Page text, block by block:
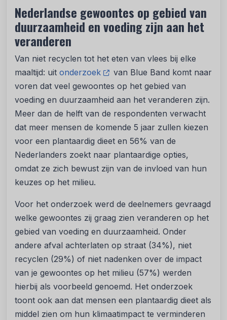
Nederlandse gewoontes op gebied van
duurzaamheid en voeding zijn aan het
veranderen
Van niet recyclen tot het eten van vlees bij elke
maaltijd: uit onderzoek
van Blue Band komt naar
voren dat veel gewoontes op het gebied van
voeding en duurzaamheid aan het veranderen zijn.
Meer dan de helft van de respondenten verwacht
dat meer mensen de komende 5 jaar zullen kiezen
voor een plantaardig dieet en 56% van de
Nederlanders zoekt naar plantaardige opties,
omdat ze zich bewust zijn van de invloed van hun
keuzes op het milieu.
Voor het onderzoek werd de deelnemers gevraagd
welke gewoontes zij graag zien veranderen op het
gebied van voeding en duurzaamheid. Onder
andere afval achterlaten op straat (34%), niet
recyclen (29%) of niet nadenken over de impact
van je gewoontes op het milieu (57%) werden
hierbij als voorbeeld genoemd. Het onderzoek
toont ook aan dat mensen een plantaardig dieet als
middel zien om hun klimaatimpact te verminderen